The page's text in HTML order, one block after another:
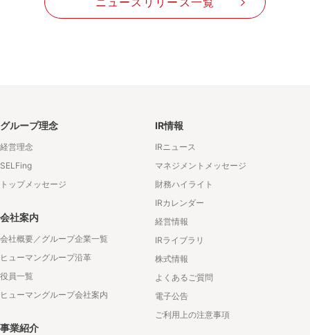
グループ理念
経営理念
SELFing
トップメッセージ
会社案内
会社概要／グループ企業一覧
ヒューマングループ沿革
役員一覧
ヒューマングループ会社案内
事業紹介
IR情報
IRニュース
マネジメントメッセージ
財務ハイライト
IRカレンダー
経営情報
IRライブラリ
株式情報
よくあるご質問
電子公告
ご利用上の注意事項